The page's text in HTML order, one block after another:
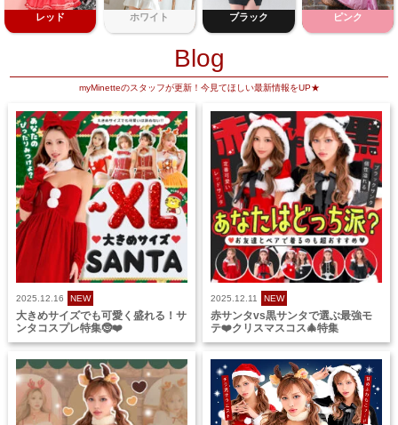
レッド ホワイト ブラック ピンク
Blog
myMinetteのスタッフが更新！今見てほしい最新情報をUP★
2025.12.16 NEW
大きめサイズでも可愛く盛れる！サ
ンタコスプレ特集🤶❤️
2025.12.11 NEW
赤サンタvs黒サンタで選ぶ最強モ
テ❤️クリスマスコス🎄特集